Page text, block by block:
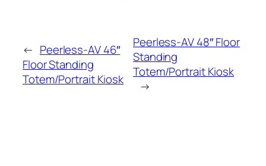
← Peerless-AV 46″
Floor Standing
Totem/Portrait Kiosk
Peerless-AV 48″ Floor
Standing
Totem/Portrait Kiosk
→